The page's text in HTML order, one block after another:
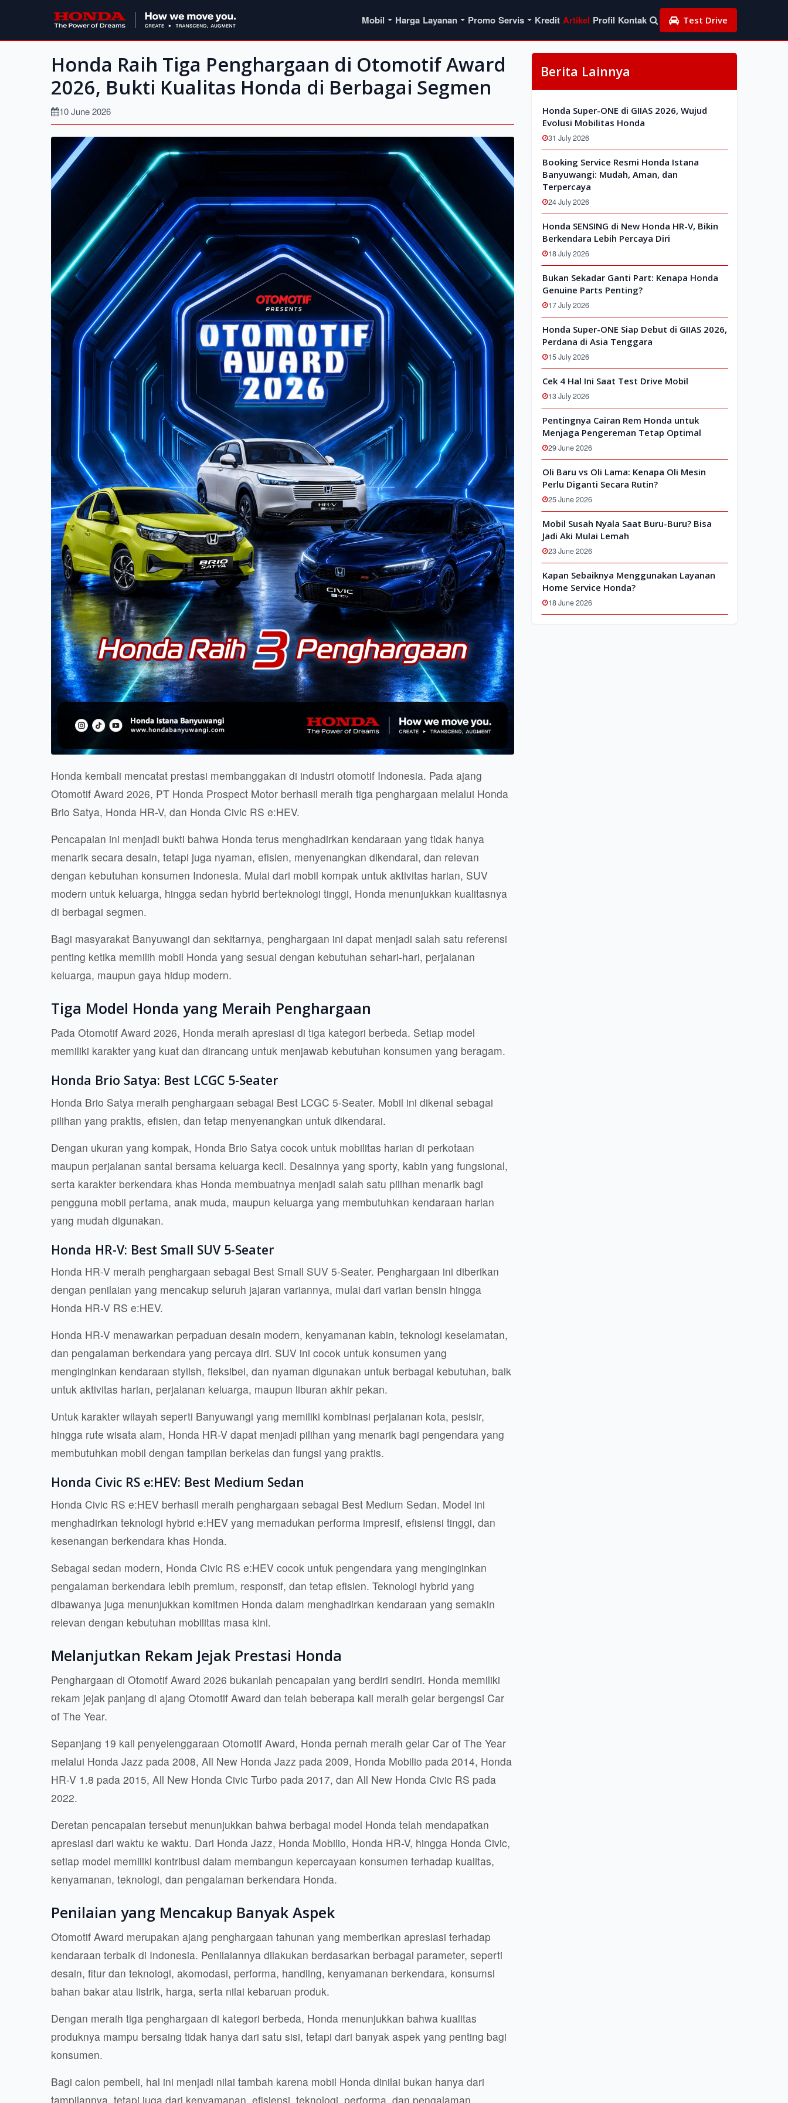
Mobil Harga Layanan Promo Servis Kredit Artikel Profil Kontak Test Drive
Honda Raih Tiga Penghargaan di Otomotif Award
2026, Bukti Kualitas Honda di Berbagai Segmen
10 June 2026
Honda kembali mencatat prestasi membanggakan di industri otomotif Indonesia. Pada ajang
Otomotif Award 2026, PT Honda Prospect Motor berhasil meraih tiga penghargaan melalui Honda
Brio Satya, Honda HR-V, dan Honda Civic RS e:HEV.
Pencapaian ini menjadi bukti bahwa Honda terus menghadirkan kendaraan yang tidak hanya
menarik secara desain, tetapi juga nyaman, efisien, menyenangkan dikendarai, dan relevan
dengan kebutuhan konsumen Indonesia. Mulai dari mobil kompak untuk aktivitas harian, SUV
modern untuk keluarga, hingga sedan hybrid berteknologi tinggi, Honda menunjukkan kualitasnya
di berbagai segmen.
Bagi masyarakat Banyuwangi dan sekitarnya, penghargaan ini dapat menjadi salah satu referensi
penting ketika memilih mobil Honda yang sesuai dengan kebutuhan sehari-hari, perjalanan
keluarga, maupun gaya hidup modern.
Tiga Model Honda yang Meraih Penghargaan
Pada Otomotif Award 2026, Honda meraih apresiasi di tiga kategori berbeda. Setiap model
memiliki karakter yang kuat dan dirancang untuk menjawab kebutuhan konsumen yang beragam.
Honda Brio Satya: Best LCGC 5-Seater
Honda Brio Satya meraih penghargaan sebagai Best LCGC 5-Seater. Mobil ini dikenal sebagai
pilihan yang praktis, efisien, dan tetap menyenangkan untuk dikendarai.
Dengan ukuran yang kompak, Honda Brio Satya cocok untuk mobilitas harian di perkotaan
maupun perjalanan santai bersama keluarga kecil. Desainnya yang sporty, kabin yang fungsional,
serta karakter berkendara khas Honda membuatnya menjadi salah satu pilihan menarik bagi
pengguna mobil pertama, anak muda, maupun keluarga yang membutuhkan kendaraan harian
yang mudah digunakan.
Honda HR-V: Best Small SUV 5-Seater
Honda HR-V meraih penghargaan sebagai Best Small SUV 5-Seater. Penghargaan ini diberikan
dengan penilaian yang mencakup seluruh jajaran variannya, mulai dari varian bensin hingga
Honda HR-V RS e:HEV.
Honda HR-V menawarkan perpaduan desain modern, kenyamanan kabin, teknologi keselamatan,
dan pengalaman berkendara yang percaya diri. SUV ini cocok untuk konsumen yang
menginginkan kendaraan stylish, fleksibel, dan nyaman digunakan untuk berbagai kebutuhan, baik
untuk aktivitas harian, perjalanan keluarga, maupun liburan akhir pekan.
Untuk karakter wilayah seperti Banyuwangi yang memiliki kombinasi perjalanan kota, pesisir,
hingga rute wisata alam, Honda HR-V dapat menjadi pilihan yang menarik bagi pengendara yang
membutuhkan mobil dengan tampilan berkelas dan fungsi yang praktis.
Honda Civic RS e:HEV: Best Medium Sedan
Honda Civic RS e:HEV berhasil meraih penghargaan sebagai Best Medium Sedan. Model ini
menghadirkan teknologi hybrid e:HEV yang memadukan performa impresif, efisiensi tinggi, dan
kesenangan berkendara khas Honda.
Sebagai sedan modern, Honda Civic RS e:HEV cocok untuk pengendara yang menginginkan
pengalaman berkendara lebih premium, responsif, dan tetap efisien. Teknologi hybrid yang
dibawanya juga menunjukkan komitmen Honda dalam menghadirkan kendaraan yang semakin
relevan dengan kebutuhan mobilitas masa kini.
Melanjutkan Rekam Jejak Prestasi Honda
Penghargaan di Otomotif Award 2026 bukanlah pencapaian yang berdiri sendiri. Honda memiliki
rekam jejak panjang di ajang Otomotif Award dan telah beberapa kali meraih gelar bergengsi Car
of The Year.
Sepanjang 19 kali penyelenggaraan Otomotif Award, Honda pernah meraih gelar Car of The Year
melalui Honda Jazz pada 2008, All New Honda Jazz pada 2009, Honda Mobilio pada 2014, Honda
HR-V 1.8 pada 2015, All New Honda Civic Turbo pada 2017, dan All New Honda Civic RS pada
2022.
Deretan pencapaian tersebut menunjukkan bahwa berbagai model Honda telah mendapatkan
apresiasi dari waktu ke waktu. Dari Honda Jazz, Honda Mobilio, Honda HR-V, hingga Honda Civic,
setiap model memiliki kontribusi dalam membangun kepercayaan konsumen terhadap kualitas,
kenyamanan, teknologi, dan pengalaman berkendara Honda.
Penilaian yang Mencakup Banyak Aspek
Otomotif Award merupakan ajang penghargaan tahunan yang memberikan apresiasi terhadap
kendaraan terbaik di Indonesia. Penilaiannya dilakukan berdasarkan berbagai parameter, seperti
desain, fitur dan teknologi, akomodasi, performa, handling, kenyamanan berkendara, konsumsi
bahan bakar atau listrik, harga, serta nilai kebaruan produk.
Dengan meraih tiga penghargaan di kategori berbeda, Honda menunjukkan bahwa kualitas
produknya mampu bersaing tidak hanya dari satu sisi, tetapi dari banyak aspek yang penting bagi
konsumen.
Bagi calon pembeli, hal ini menjadi nilai tambah karena mobil Honda dinilai bukan hanya dari
tampilannya, tetapi juga dari kenyamanan, efisiensi, teknologi, performa, dan pengalaman
Berita Lainnya
Honda Super-ONE di GIIAS 2026, Wujud
Evolusi Mobilitas Honda
31 July 2026
Booking Service Resmi Honda Istana
Banyuwangi: Mudah, Aman, dan
Terpercaya
24 July 2026
Honda SENSING di New Honda HR-V, Bikin
Berkendara Lebih Percaya Diri
18 July 2026
Bukan Sekadar Ganti Part: Kenapa Honda
Genuine Parts Penting?
17 July 2026
Honda Super-ONE Siap Debut di GIIAS 2026,
Perdana di Asia Tenggara
15 July 2026
Cek 4 Hal Ini Saat Test Drive Mobil
13 July 2026
Pentingnya Cairan Rem Honda untuk
Menjaga Pengereman Tetap Optimal
29 June 2026
Oli Baru vs Oli Lama: Kenapa Oli Mesin
Perlu Diganti Secara Rutin?
25 June 2026
Mobil Susah Nyala Saat Buru-Buru? Bisa
Jadi Aki Mulai Lemah
23 June 2026
Kapan Sebaiknya Menggunakan Layanan
Home Service Honda?
18 June 2026